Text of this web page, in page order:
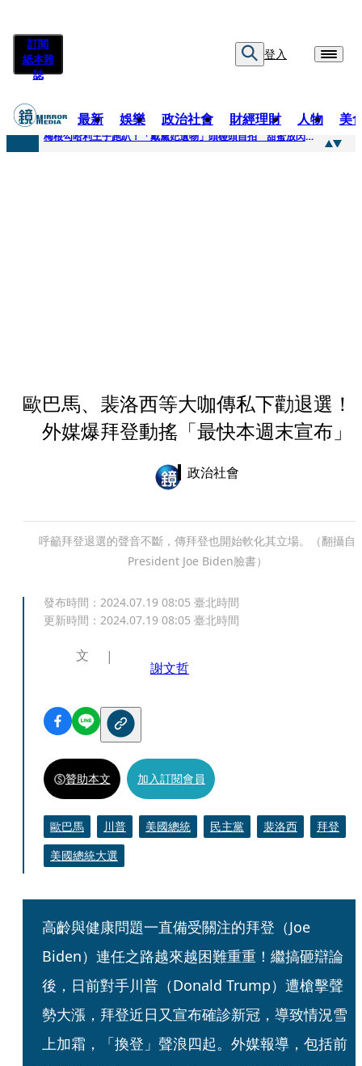
訂閱
紙本雜
誌
登入
最新 娛樂 政治社會 財經理財 人物 美
快訊
梅根勾哈利王子跑趴！「戴黛妃遺物」頭碰頭自拍 甜蜜放閃搶鏡
歐巴馬、裴洛西等大咖傳私下勸退選
外媒爆拜登動搖「最快本週末宣布」
政治社會
呼籲拜登退選的聲音不斷，傳拜登也開始軟化其立場。（翻攝自
President Joe Biden臉書）
發布時間： 2024.07.19 08:05 臺北時間
更新時間： 2024.07.19 08:05 臺北時間
文
謝文哲
贊助本文 加入訂閱會員
歐巴馬 川普 美國總統 民主黨 裴洛西
拜登
美國總統大選
高齡與健康問題一直備受關注的拜登（Joe
Biden）連任之路越來越困難重重！繼搞砸辯論
後，日前對手川普（Donald Trump）遭槍擊聲
勢大漲，拜登近日又宣布確診新冠，導致情況雪
上加霜，「換登」聲浪四起。外媒報導，包括前